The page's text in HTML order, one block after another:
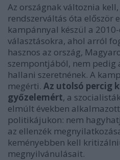
Az országnak változnia kell,
rendszerváltás óta először
kampánnyal készül a
választásokra, ahol arról
hasznos az ország,
szempontjából, nem pedig
hallani szeretnének. A
megérti. Az utolsó percig
győzelemért, a
elmúlt években
politikájukon: nem
az ellenzék
keményebben kell
megnyilvánulásait.